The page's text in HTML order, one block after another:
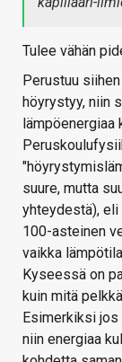
Tulee vähän
Perustuu
höyrystyy, niin
lämpöenergiaa
suure, mutta
yhteydestä), eli
100-asteinen
vaikka
Kyseessä on
kuin mitä
Esimerkiksi jos
niin energiaa